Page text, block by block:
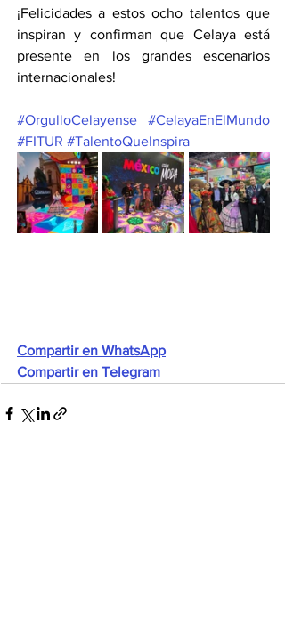
¡Felicidades a estos ocho talentos que
inspiran y confirman que Celaya está
presente en los grandes escenarios
internacionales!
#OrgulloCelayense
#CelayaEnElMundo
#FITUR #TalentoQueInspira
Compartir en WhatsApp
Compartir en Telegram